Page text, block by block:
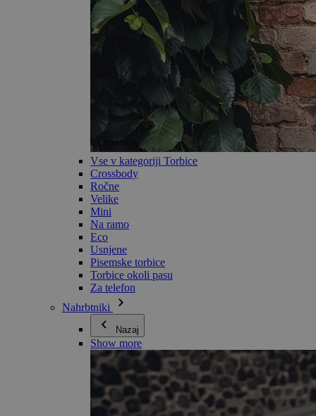
Vse v kategoriji Torbice
Crossbody
Ročne
Velike
Mini
Na ramo
Eco
Usnjene
Pisemske torbice
Torbice okoli pasu
Za telefon
Nahrbtniki
Nazaj
Show more